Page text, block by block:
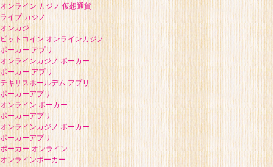
オンライン カジノ 仮想通貨
ライブ カジノ
オンカジ
ビットコイン オンラインカジノ
ポーカー アプリ
オンラインカジノ ポーカー
ポーカー アプリ
テキサスホールデム アプリ
ポーカーアプリ
オンライン ポーカー
ポーカーアプリ
オンラインカジノ ポーカー
ポーカーアプリ
ポーカー オンライン
オンラインポーカー